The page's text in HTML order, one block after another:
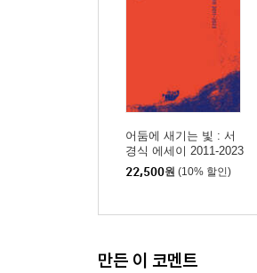
어둠에 새기는 빛 : 서
경식 에세이 2011-2023
22,500원 (10% 할인)
만든 이 코멘트